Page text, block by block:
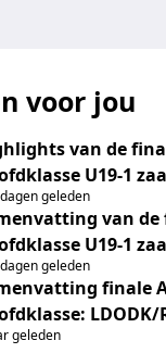
voor jou
van de
U19-1
2026, tussen
U19-1 en
Huis Emma
geleden
van de
U19-1
Rinsma
Ronald MCDonald
geleden
finale
LDODK/
A1 -
geleden